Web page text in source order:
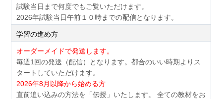
試験当日まで何度でもご覧いただけます。
2026年試験当日午前１０時までの配信となります。
学習の進め方
オーダーメイドで発送します。
毎週1回の発送（配信）となります。都合のいい時期よりス
タートしていただけます。
2026年8月以降から始める方
直前追い込みの方法を「伝授」いたします。 全ての教材をお